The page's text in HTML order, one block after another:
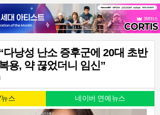
다낭성 난소 증후군에 20대 초반
용, 약 끊었더니 임신”
스 네이버 연예뉴스